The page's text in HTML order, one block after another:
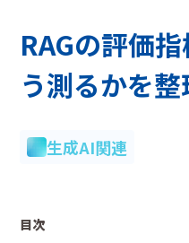
RAGの評価
う測るかを整
生成AI関連
目次